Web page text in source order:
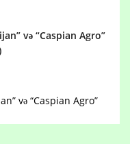
və “Caspian Agro”
və “Caspian Agro”